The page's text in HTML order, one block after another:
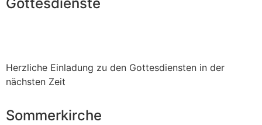
Herzliche Einladung zu den Gottesdiensten in der
nächsten Zeit
Sommerkirche